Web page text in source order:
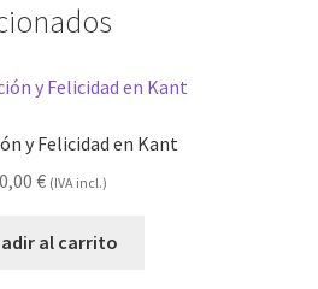
y Felicidad en Kant
€ (IVA incl.)
al carrito